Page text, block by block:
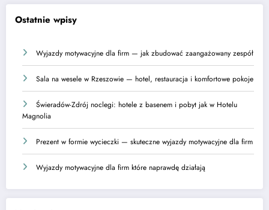
Ostatnie wpisy
Wyjazdy motywacyjne dla firm — jak zbudować zaangażowany zespół
Sala na wesele w Rzeszowie — hotel, restauracja i komfortowe pokoje
Świeradów-Zdrój noclegi: hotele z basenem i pobyt jak w Hotelu
Magnolia
Prezent w formie wycieczki — skuteczne wyjazdy motywacyjne dla firm
Wyjazdy motywacyjne dla firm które naprawdę działają